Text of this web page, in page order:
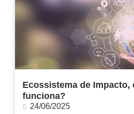
Ecossistema de Impacto,
funciona?
24/06/2025